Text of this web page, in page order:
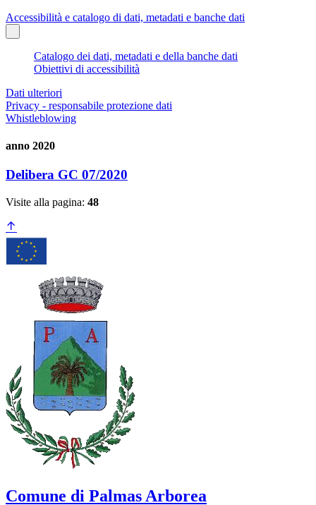
Accessibilità e catalogo di dati, metadati e banche dati
Catalogo dei dati, metadati e della banche dati
Obiettivi di accessibilità
Dati ulteriori
Privacy - responsabile protezione dati
Whistleblowing
anno 2020
Delibera GC 07/2020
Visite alla pagina: 48
Comune di Palmas Arborea